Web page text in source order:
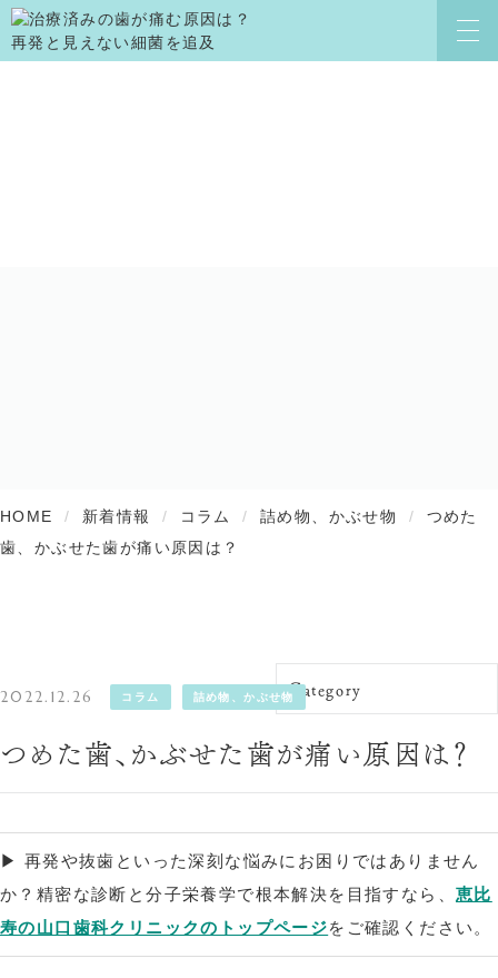
CLINIC
精密な根管治療
分子栄養学外来
HOME 新着情報 コラム 詰め物、かぶせ物
つめた
歯、かぶせた歯が痛い原因は？
2022.12.26 コラム 詰め物、かぶせ物
つめた歯、かぶせた歯が痛い原因は？
▶︎ 再発や抜歯といった深刻な悩みにお困りではありません
か？精密な診断と分子栄養学で根本解決を目指すなら、 恵比
寿の山口歯科クリニックのトップページをご確認ください。